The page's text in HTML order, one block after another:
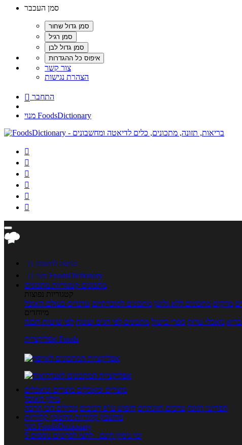
סמן העכבר
צור קשר
הצהרת נגישות
 התחבר
מנוי FoodsDictionary






 כניסה לחשבון

מנוי FoodsDictionary
מתכונים קטגוריות מתכונים
קטגוריות נפוצות
מרקים מתכונים ללא גלוטן מתכונים לסוכרתיים טרנדים בעולם האוכל
מיוחדים
מאכלי עדות ספרי בישול מתכונים לפי חגים ועונות לפי שיטות הכנה
אפליקציית Foods
מוצרים ומאכלים מוצרים ומאכלים
מילון האוכל
תפריטי תזונה ערכים תזונתיים חיפוש ע"פ רכיבים מכילים הכי הרבה
מחשבון קלוריות מחשבון קלוריות
מנוי FoodsDictionary
5 ימי ניסיון חינם - לחצו לפרטים נוספים